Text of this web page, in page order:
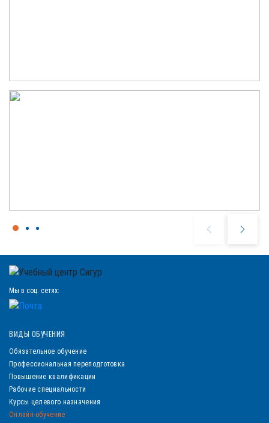
Мы в соц. сетях:
ВИДЫ ОБУЧЕНИЯ
Обязательное обучение
Профессиональная переподготовка
Повышение квалификации
Рабочие специальности
Курсы целевого назначения
Онлайн-обучение